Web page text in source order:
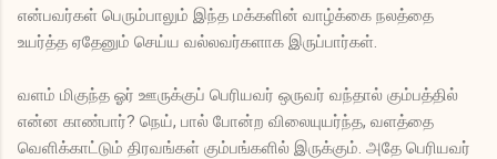
என்பவர்கள் பெரும்பாலும் இந்த மக்களின் வாழ்க்கை நலத்தை
உயர்த்த ஏதேனும் செய்ய வல்லவர்களாக இருப்பார்கள்.
வளம் மிகுந்த ஓர் ஊருக்குப் பெரியவர் ஒருவர் வந்தால் கும்பத்தில்
என்ன காண்பார்? நெய், பால் போன்ற விலையுயர்ந்த, வளத்தை
வெளிக்காட்டும் திரவங்கள் கும்பங்களில் இருக்கும். அதே பெரியவர்